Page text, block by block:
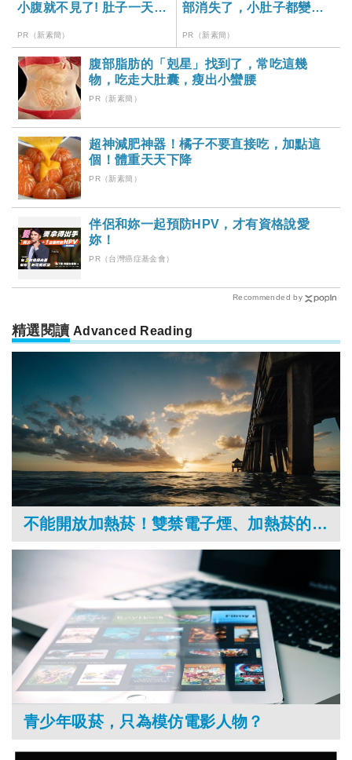
小腹就不見了! 肚子一天天
PR（新素簡）
部消失了，小肚子都變平
PR（新素簡）
腹部脂肪的「剋星」找到了，常吃這幾
物，吃走大肚囊，瘦出小蠻腰
PR（新素簡）
超神減肥神器！橘子不要直接吃，加點這
個！體重天天下降
PR（新素簡）
伴侶和妳一起預防HPV，才有資格說愛
妳！
PR（台灣癌症基金會）
Recommended by
精選閱讀 Advanced Reading
不能開放加熱菸！雙禁電子煙、加熱菸的７個理由
青少年吸菸，只為模仿電影人物？